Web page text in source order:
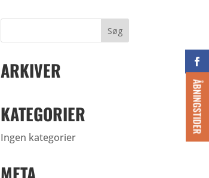
ÅBNINGSTIDER
ARKIVER
KATEGORIER
Ingen kategorier